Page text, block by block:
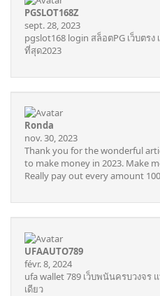
PGSLOT168Z
sept. 28, 2023
pgslot168 login สล็อตPG เว็บตร
ที่สุด2023
Ronda
nov. 30, 2023
Thank you for the wonderful
to make money in 2023. Make
Really pay out every amount
UFAAUTO789
févr. 8, 2024
ufa wallet 789 เว็บพนันครบวงจร
เดียว